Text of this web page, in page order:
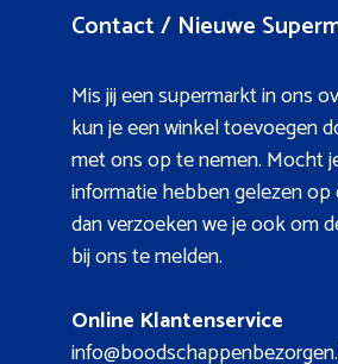
Contact / Nieuwe
Mis jij een supermarkt in ons
kun je een winkel toevoegen
met ons op te nemen. Mocht
informatie hebben gelezen
dan verzoeken we je ook om
bij ons te melden.
Online Klantenservice